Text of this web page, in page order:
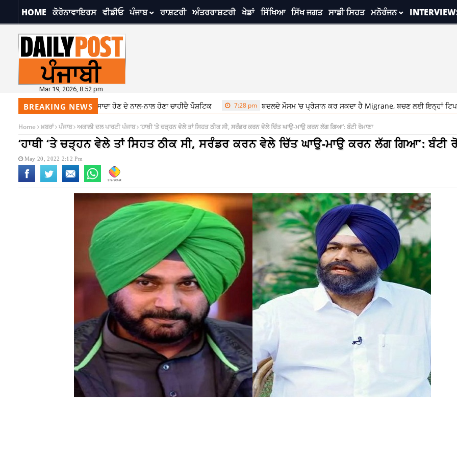
HOME ਕੋਰੋਨਾਵਾਇਰਸ ਵੀਡੀਓ ਪੰਜਾਬ ਰਾਸ਼ਟਰੀ ਅੰਤਰਰਾਸ਼ਟਰੀ ਖੇਡਾਂ ਸਿੱਖਿਆ ਸਿੱਖ ਜਗਤ ਸਾਡੀ ਸਿਹਤ ਮਨੋਰੰਜਨ
Mar 19, 2026, 8:52 pm
BREAKING NEWS
ਦਾ ਧਿਆਨ, ਖਾਣਾ ਸਾਦਾ ਹੋਣ ਦੇ ਨਾਲ-ਨਾਲ ਹੋਣਾ ਚਾਹੀਦੈ ਪੌਸ਼ਟਿਕ 7:28 pm ਬਦਲਦੇ ਮੌਸਮ ‘ਚ ਪ੍ਰੇਸ਼ਾਨ ਕਰ ਸਕਦਾ ਹੈ Migrane, ਬਚਣ ਲਈ ਇਨ੍ਹਾਂ ਟਿਪਸ ਦੀ ਕਰੋ
Home ਖ਼ਬਰਾਂ ਪੰਜਾਬ ਅਕਾਲੀ ਦਲ ਪਾਰਟੀ ਪੰਜਾਬ ‘ਹਾਥੀ ‘ਤੇ ਚੜ੍ਹਨ ਵੇਲੇ ਤਾਂ ਸਿਹਤ ਠੀਕ ਸੀ, ਸਰੰਡਰ ਕਰਨ ਵੇਲੇ ਚਿੱਤ ਘਾਉ-ਮਾਉ ਕਰਨ ਲੱਗ ਗਿਆ’: ਬੰਟੀ ਰੋਮਾਣਾ
‘ਹਾਥੀ ‘ਤੇ ਚੜ੍ਹਨ ਵੇਲੇ ਤਾਂ ਸਿਹਤ ਠੀਕ ਸੀ, ਸਰੰਡਰ ਕਰਨ ਵੇਲੇ ਚਿੱਤ ਘਾਉ-ਮਾਉ ਕਰਨ ਲੱਗ ਗਿਆ’: ਬੰਟੀ
May 20, 2022 2:12 Pm